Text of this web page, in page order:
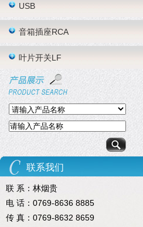
USB
音箱插座RCA
叶片开关LF
联系我们
联 系：林烟贵
电 话：0769-8636 8885
传 真：0769-8632 8659